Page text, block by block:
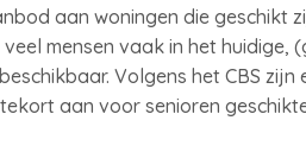
aan woningen die geschikt
mensen vaak in het huidige,
Volgens het CBS zijn
aan voor senioren